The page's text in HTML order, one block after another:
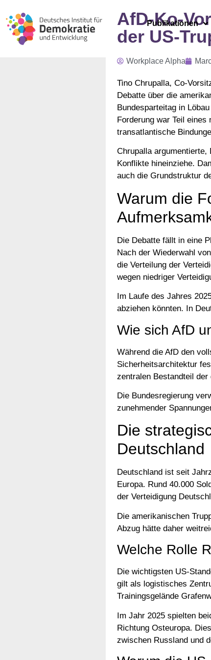
Publikationen
AfD-Ko-
der US-
Workplace Alpha
Tino Chrupalla, Co-
Debatte über die
Bundesparteitag in
Forderung war Teil
transatlantische
Chrupalla
Konflikte hineinziehe.
auch die Grundstruktur
Warum die
Die Debatte fällt in eine
Nach der Wiederwahl
die Verteilung der
wegen niedriger
Im Laufe des Jahres
abziehen könnten. In
Wie sich AfD
Während die AfD den
Sicherheitsarchitektur
zentralen Bestandteil
Die Bundesregierung
zunehmender
Die
Deutschland
Deutschland ist seit
Europa. Rund 40.000
der Verteidigung
Die amerikanischen
Abzug hätte daher
Welche Rolle
Die wichtigsten US-
gilt als logistisches
Trainingsgelände
Im Jahr 2025 spielten
Richtung Osteuropa.
zwischen Russland und